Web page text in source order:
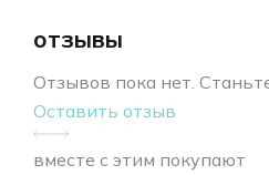
отзывы
Отзывов пока нет.
Оставить отзыв
вместе с этим покупают